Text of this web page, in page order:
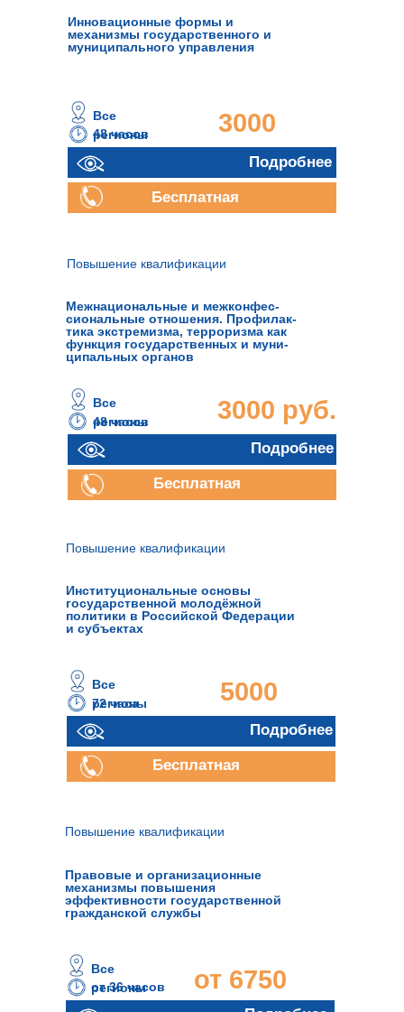
Институциональные основы
государственной молодёжной
политики в Российской Федерации
и субъектах
72 часа
5000
руб.
Все
регионы
Подробнее
Бесплатная
Повышение квалификации
Межнациональные и межконфес-
сиональные отношения. Профилак-
тика экстремизма, терроризма как
функция государственных и муни-
ципальных органов
3000
руб.
Все
регионы
48 часов
48 часов
3000 руб.
Все
регионы
Подробнее
Подробнее
Бесплатная
Бесплатная
Инновационные формы и
механизмы государственного и
муниципального управления
Повышение квалификации
Повышение квалификации
Правовые и организационные
механизмы повышения
эффективности государственной
гражданской службы
от 36 часов
от 6750
Все
регионы